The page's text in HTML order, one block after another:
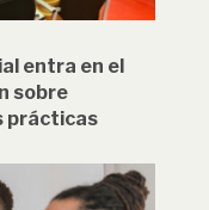
entra en el
sobre
prácticas